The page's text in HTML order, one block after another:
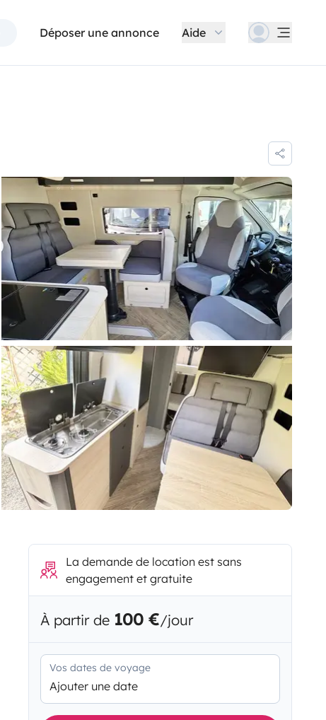
Déposer une annonce Aide
La demande de location est sans
engagement et gratuite
À partir de 100 €/jour
Vos dates de voyage
Ajouter une date